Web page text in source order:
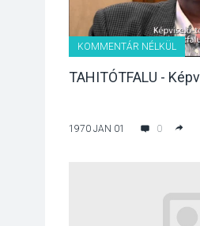
KOMMENTÁR NÉLKÜL
TAHITÓTFALU -
1970 JAN 01 0